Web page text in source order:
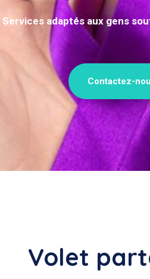
Services adaptés aux gens
Contactez-
Volet